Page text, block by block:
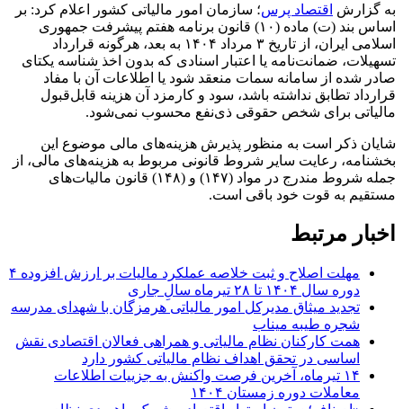
به گزارش اقتصاد پرس؛ سازمان امور مالیاتی کشور اعلام کرد: بر
اساس بند (ت) ماده (۱۰) قانون برنامه هفتم پیشرفت جمهوری
اسلامی ایران، از تاریخ ۳ مرداد ۱۴۰۴ به بعد، هرگونه قرارداد
تسهیلات، ضمانت‌نامه یا اعتبار اسنادی که بدون اخذ شناسه یکتای
صادر شده از سامانه سمات منعقد شود یا اطلاعات آن با مفاد
قرارداد تطابق نداشته باشد، سود و کارمزد آن هزینه قابل‌قبول
مالیاتی برای شخص حقوقی ذی‌نفع محسوب نمی‌شود.
شایان ذکر است به منظور پذیرش هزینه‌های مالی موضوع این
بخشنامه، رعایت سایر شروط قانونی مربوط به هزینه‌های مالی، از
جمله شروط مندرج در مواد (۱۴۷) و (۱۴۸) قانون مالیات‌های
مستقیم به قوت خود باقی است.
اخبار مرتبط
مهلت اصلاح و ثبت خلاصه عملکرد مالیات بر ارزش افزوده ۴
دوره سال ۱۴۰۴ تا ۲۸ تیرماه سالِ جاری
تجدید میثاق مدیرکل امور مالیاتی هرمزگان با شهدای مدرسه
شجره طیبه میناب
همت کارکنان نظام مالیاتی و همراهی فعالان اقتصادی نقش
اساسی در تحقق اهداف نظام مالیاتی کشور دارد
۱۴ تیرماه، آخرین فرصت واکنش به جزییات اطلاعات
معاملات دوره زمستان ۱۴۰۴